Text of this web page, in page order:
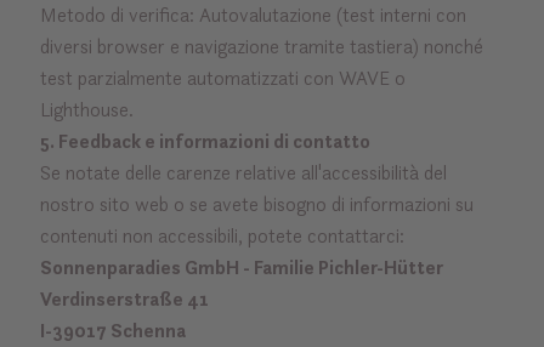
Metodo di verifica: Autovalutazione (test interni con
diversi browser e navigazione tramite tastiera) nonché
test parzialmente automatizzati con WAVE o
Lighthouse.
5. Feedback e informazioni di contatto
Se notate delle carenze relative all'accessibilità del
nostro sito web o se avete bisogno di informazioni su
contenuti non accessibili, potete contattarci:
Sonnenparadies GmbH - Familie Pichler-Hütter
Verdinserstraße 41
I-39017 Schenna